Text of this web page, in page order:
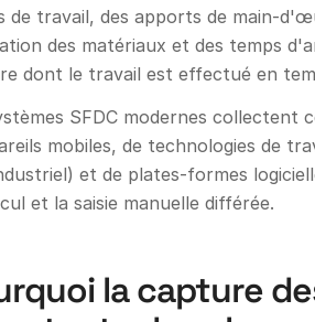
de travail, des apports de main-
des matériaux et des temps
dont le travail est effectué en
SFDC modernes collectent
mobiles, de technologies de
et de plates-formes
et la saisie manuelle différée.
la capture